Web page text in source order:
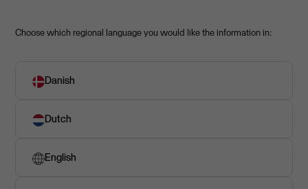
Choose which regional language you would like the information in:
Danish
Dutch
English